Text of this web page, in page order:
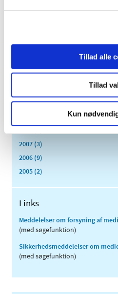
Tillad alle
Tillad
Kun
2012 (44)
2010 (7)
2007 (3)
2006 (9)
2005 (2)
Links
Meddelelser om forsyning af
(med søgefunktion)
Sikkerhedsmeddelelser om
(med søgefunktion)